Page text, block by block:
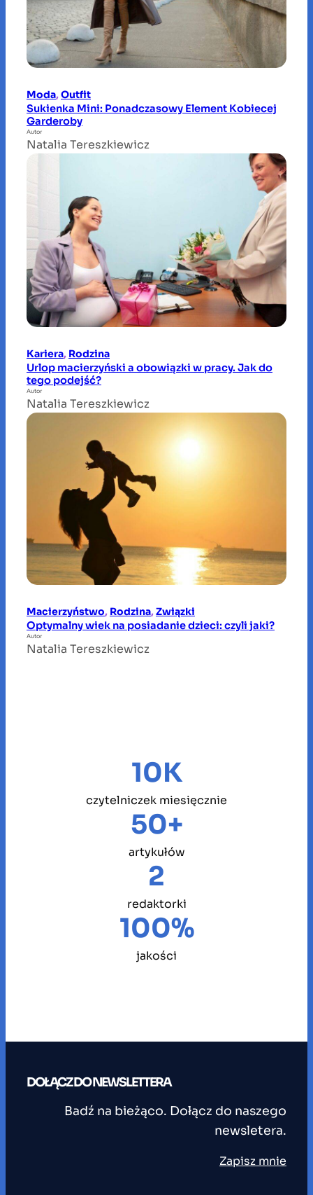
Moda, Outfit
Sukienka Mini: Ponadczasowy Element Kobiecej
Garderoby
Autor
Natalia Tereszkiewicz
Kariera, Rodzina
Urlop macierzyński a obowiązki w pracy. Jak do
tego podejść?
Autor
Natalia Tereszkiewicz
Macierzyństwo, Rodzina, Związki
Optymalny wiek na posiadanie dzieci: czyli jaki?
Autor
Natalia Tereszkiewicz
10K
czytelniczek miesięcznie
50+
artykułów
2
redaktorki
100%
jakości
DOŁĄCZ DO NEWSLETTERA
Badź na bieżąco. Dołącz do naszego
newsletera.
Zapisz mnie